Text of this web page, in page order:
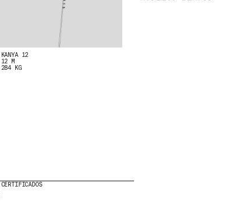
KANYA 12
12 M
284 KG
CERTIFICADOS
NTÉRATE DE NUESTRAS NOVEDADES
A NUESTRA NEWSLETTER.
WE ARE MOLINS